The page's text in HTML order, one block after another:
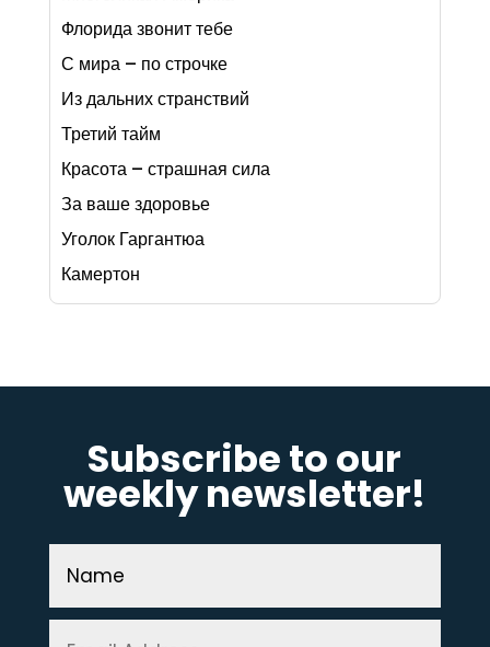
Флорида звонит тебе
С мира – по строчке
Из дальних странствий
Третий тайм
Красота – страшная сила
За ваше здоровье
Уголок Гаргантюа
Камертон
Subscribe to our
weekly newsletter!